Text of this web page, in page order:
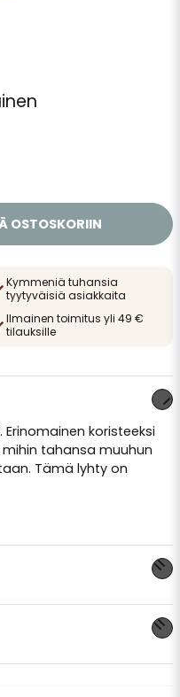
OSTOSKORIIN
Kymmeniä tuhansia
tyytyväisiä asiakkaita
Ilmainen toimitus yli 49 €
tilauksille
koristeeksi
tahansa muuhun
Tämä lyhty on